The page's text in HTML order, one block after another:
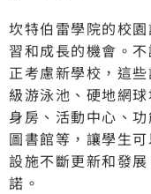
坎特伯雷學院的校
習和成長的機會。
正考慮新學校，這
級游泳池、硬地網
身房、活動中心、
圖書館等，讓學生
設施不斷更新和發
諾。